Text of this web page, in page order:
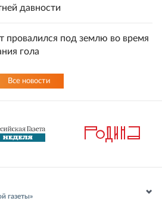
давности
провалился под землю во время
гола
Все новости
газеты»